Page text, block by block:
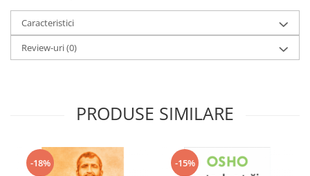
Caracteristici
Review-uri(0)
PRODUSE SIMILARE
-18% -15%